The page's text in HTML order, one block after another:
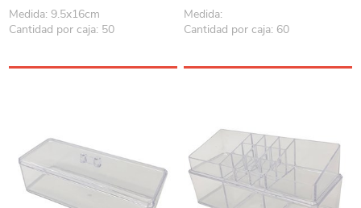
Medida: 9.5x16cm
Cantidad por caja: 50
Medida:
Cantidad por caja: 60